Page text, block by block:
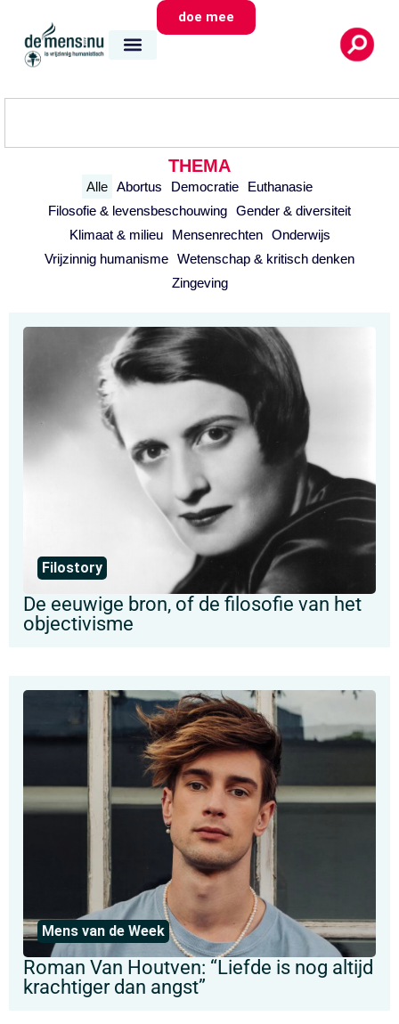
doe mee
THEMA
Abortus Democratie
Euthanasie
Filosofie & levensbeschouwing Gender & diversiteit
Klimaat & milieu
Mensenrechten
Onderwijs
Vrijzinnig humanisme Wetenschap & kritisch denken
Zingeving
Alle
Filostory
De eeuwige bron, of de filosofie van het
objectivisme
Mens van de Week
Roman Van Houtven: “Liefde is nog altijd
krachtiger dan angst”